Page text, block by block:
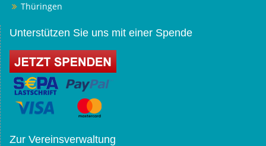
Thüringen
Unterstützen Sie uns mit einer Spende
Zur Vereinsverwaltung